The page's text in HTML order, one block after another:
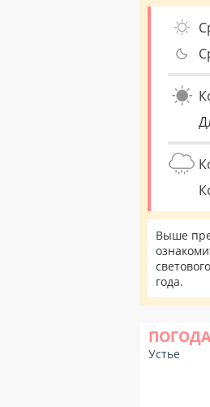
Выше
года.
Устье